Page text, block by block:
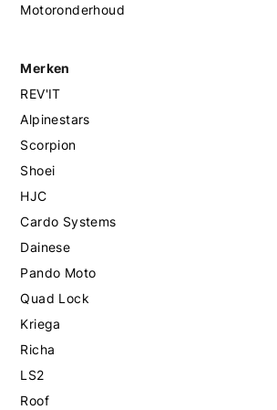
Motoronderhoud
Merken
REV'IT
Alpinestars
Scorpion
Shoei
HJC
Cardo Systems
Dainese
Pando Moto
Quad Lock
Kriega
Richa
LS2
Roof